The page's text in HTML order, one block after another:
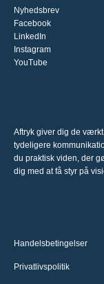
Nyhedsbrev
Facebook
LinkedIn
Instagram
YouTube
Aftryk giver dig de
tydeligere
du praktisk viden, der
dig med at få styr på
Handelsbetingelser
Privatlivspolitik